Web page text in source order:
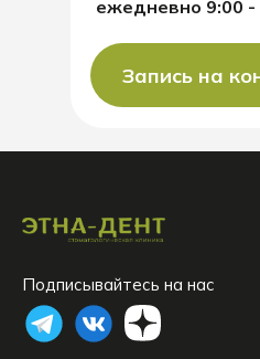
ежедневно 9:00 -
Запись на
Подписывайтесь на нас